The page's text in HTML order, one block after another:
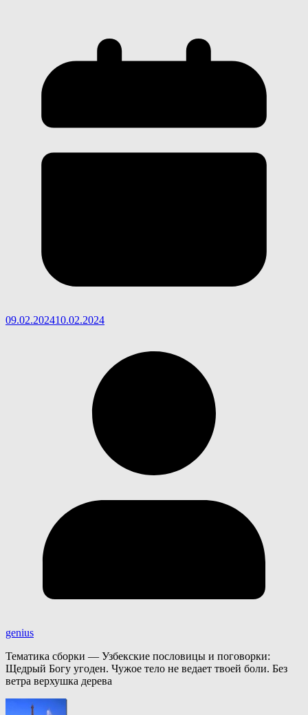
09.02.202410.02.2024
genius
Тематика сборки — Узбекские пословицы и поговорки:
Щедрый Богу угоден. Чужое тело не ведает твоей боли. Без
ветра верхушка дерева